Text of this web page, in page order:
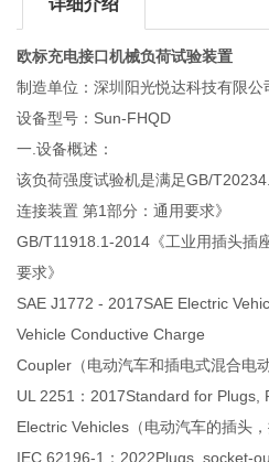
欧标充电接口机械负荷试验装置
制造单位：深圳阳光悦达科技有限公
设备型号：Sun-FHQD
一.设备概述：
该负荷强度试验机是满足GB/
连接装置 第1部分：通用要求》
GB/T11918.1-2014《工业用插头插
要求》
SAE J1772 - 2017SAE Electric
Vehicle Conductive Charge
Coupler（电动汽车和插电式混合电
UL 2251：2017Standard for
Electric Vehicles（电动汽车的插头
IEC 62196-1：2022Plugs, socket-